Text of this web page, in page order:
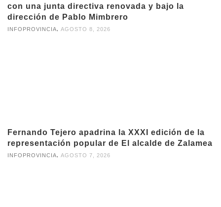
con una junta directiva renovada y bajo la
dirección de Pablo Mimbrero
INFOPROVINCIA AGOSTO 8, 2026
Fernando Tejero apadrina la XXXI edición de la
representación popular de El alcalde de Zalamea
INFOPROVINCIA, AGOSTO 7, 2026